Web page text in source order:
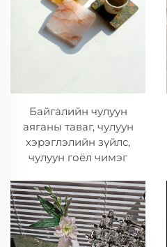
Байгалийн чулуун
аяганы таваг, чулуун
хэрэглэлийн зүйлс,
чулуун гоёл чимэг